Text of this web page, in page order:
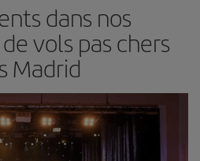
dans nos
vols pas chers
Madrid